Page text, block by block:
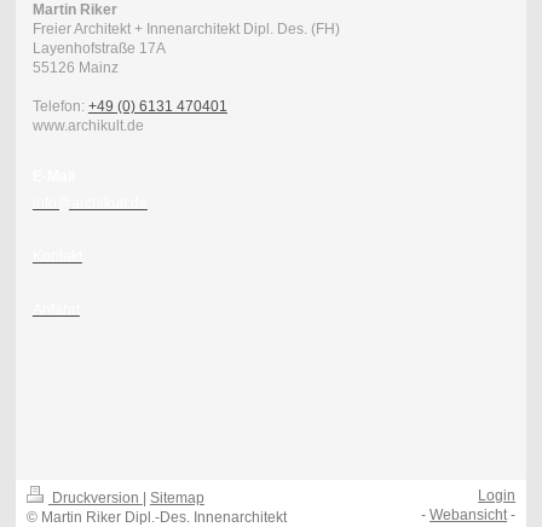
Martin Riker
Freier Architekt + Innenarchitekt Dipl. Des. (FH)
Layenhofstraße 17A
55126 Mainz
Telefon: +49 (0) 6131 470401
www.archikult.de
Druckversion | Sitemap
© Martin Riker Dipl.-Des. Innenarchitekt
Login
-Webansicht -